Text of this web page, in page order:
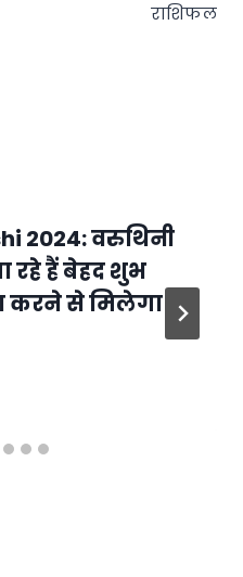
राशिफल
2024: वरुथिनी
रहे हैं बेहद शुभ
करने से मिलेगा